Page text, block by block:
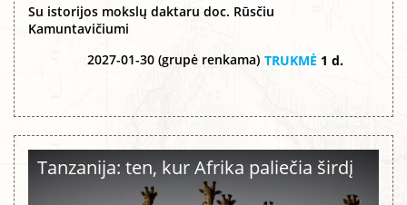
Su istorijos mokslų daktaru doc. Rūsčiu
Kamuntavičiumi
2027-01-30 (grupė renkama) TRUKMĖ 1 d.
Tanzanija: ten, kur Afrika paliečia širdį